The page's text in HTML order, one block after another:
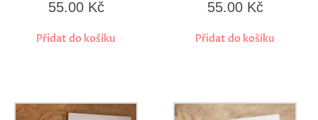
55.00 Kč
Přidat do košíku
55.00 Kč
Přidat do košíku